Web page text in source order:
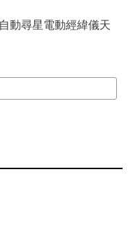
動尋星電動經緯儀天